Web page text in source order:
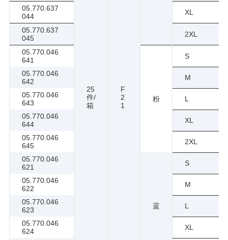
25
件/
箱
F
2
1
05.770.637
044
XL
05.770.637
045
2XL
05.770.046
641
粉
S
05.770.046
642
M
05.770.046
643
L
05.770.046
644
XL
05.770.046
645
2XL
05.770.046
621
蓝
S
05.770.046
622
M
05.770.046
623
L
05.770.046
624
XL